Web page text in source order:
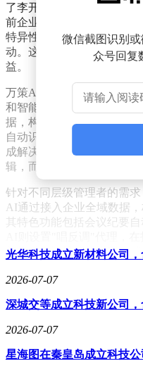
了李开复关于AI应直接服
前企业应用AI存在三大误
特异性数据、将AI局限于
动。这些痛点导致许多企
益。
万策AI的核心技术架构包
和智能决策规划引擎。前
据，构建实时更新的决策
自动识别经营目标与现状
成解决方案。这种技术组
辑，而非简单套用通用模型
针对不同层级管理者的需
AI通过接入企业全域数据
其特色功能包括会议纪要
并提供多情景估值模型。
风险。
李开复特别提到海外市场
拓Palantir尚未覆盖的市场
优势。不过他也坦承，当
微信截图识别
众号回复
光华科技成立新材料公司
2026-07-07
深城交等成立科技新公司
2026-07-07
星海图在秦皇岛成立科技